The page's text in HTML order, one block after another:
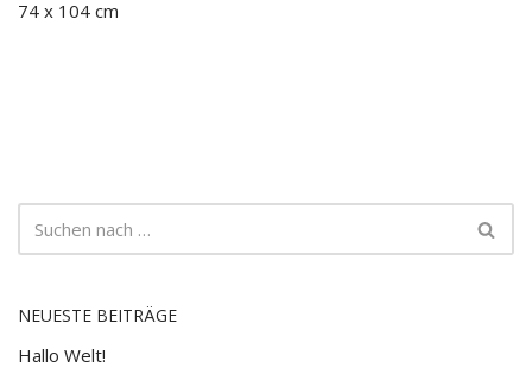
74 x 104 cm
NEUESTE BEITRÄGE
Hallo Welt!